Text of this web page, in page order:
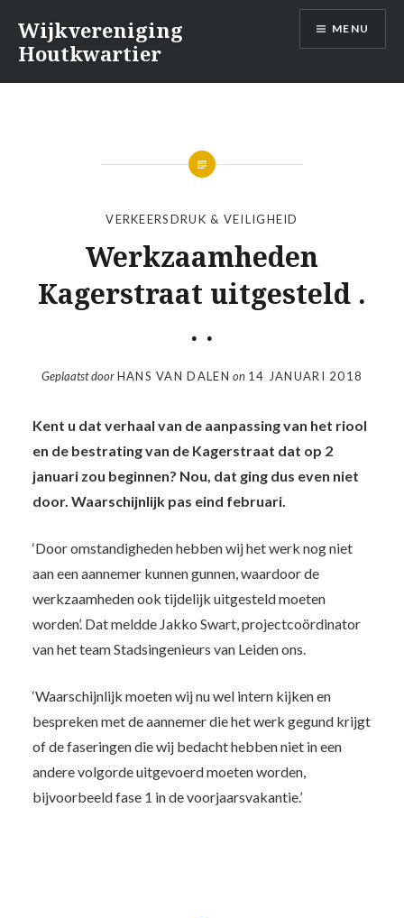
inhoud
Wijkvereniging
Houtkwartier
MENU
VERKEERSDRUK & VEILIGHEID
Werkzaamheden
Kagerstraat uitgesteld .
. .
Geplaatst doorHANS VAN DALEN on 14 JANUARI 2018
Kent u dat verhaal van de aanpassing van het riool
en de bestrating van de Kagerstraat dat op 2
januari zou beginnen? Nou, dat ging dus even niet
door. Waarschijnlijk pas eind februari.
‘Door omstandigheden hebben wij het werk nog niet
aan een aannemer kunnen gunnen, waardoor de
werkzaamheden ook tijdelijk uitgesteld moeten
worden’. Dat meldde Jakko Swart, projectcoördinator
van het team Stadsingenieurs van Leiden ons.
‘Waarschijnlijk moeten wij nu wel intern kijken en
bespreken met de aannemer die het werk gegund krijgt
of de faseringen die wij bedacht hebben niet in een
andere volgorde uitgevoerd moeten worden,
bijvoorbeeld fase 1 in de voorjaarsvakantie.’